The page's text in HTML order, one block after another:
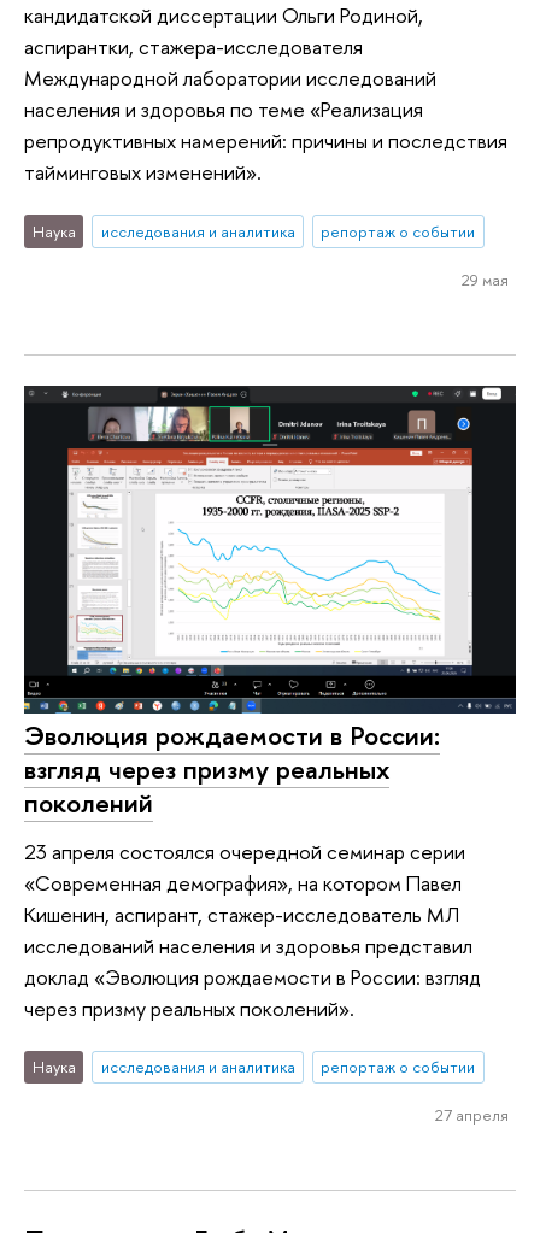
кандидатской диссертации Ольги Родиной,
аспирантки, стажера-исследователя
Международной лаборатории исследований
населения и здоровья по теме «Реализация
репродуктивных намерений: причины и последствия
тайминговых изменений».
Наука исследования и аналитика репортаж о событии
29 мая
Эволюция рождаемости в России:
взгляд через призму реальных
поколений
23 апреля состоялся очередной семинар серии
«Современная демография», на котором Павел
Кишенин, аспирант, стажер-исследователь МЛ
исследований населения и здоровья представил
доклад «Эволюция рождаемости в России: взгляд
через призму реальных поколений».
Наука исследования и аналитика репортаж о событии
27 апреля